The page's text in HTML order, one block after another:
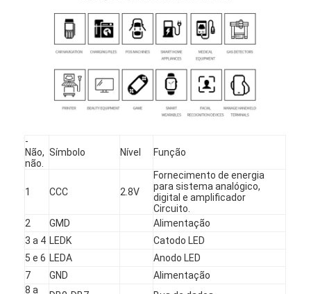
Visita à Fábrica
Controle de qualidade
Contacte-nos
Casos
Solicite um orçamento
IPS da exposição de TFT LCD
-
Não,
não.
Símbolo Nível Função
1 CCC 2.8V
Fornecimento de energia
para sistema analógico,
digital e amplificador
Circuito.
2
GMD
Alimentação
3 a 4 LEDK
Catodo LED
5 e 6 LEDA
Anodo LED
7
GND
Alimentação
8 a